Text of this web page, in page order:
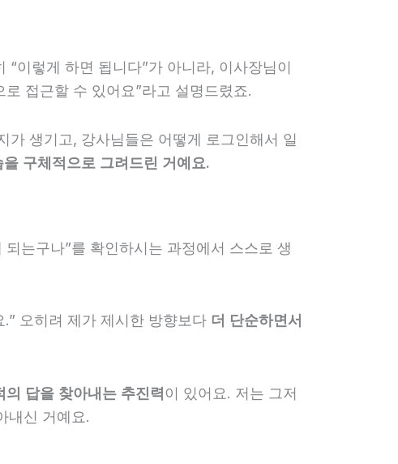
“이렇게 하면 됩니다”가 아니라, 이사장님이
접근할 수 있어요”라고 설명드렸죠.
생기고, 강사님들은 어떻게 로그인해서 일
구체적으로 그려드린 거예요.
는구나”를 확인하시는 과정에서 스스로 생
오히려 제가 제시한 방향보다 더 단순하면서
답을 찾아내는 추진력 이 있어요. 저는 그저
내신 거예요.